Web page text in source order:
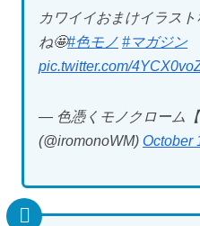
カワイイおまけイラス
ね🤩#色モノ #マガジン
pic.twitter.com/
— 色憑くモノクローム
(@iromonoWM) October